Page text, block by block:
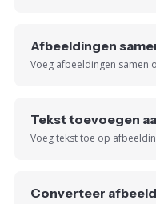
Afbeeldingen
Voeg afbeeldingen samen
Tekst toevoegen
Voeg tekst toe op
Converteer